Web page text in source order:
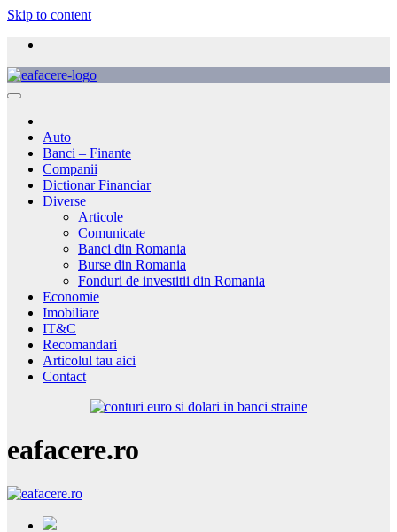
Skip to content
Auto
Banci – Finante
Companii
Dictionar Financiar
Diverse
Articole
Comunicate
Banci din Romania
Burse din Romania
Fonduri de investitii din Romania
Economie
Imobiliare
IT&C
Recomandari
Articolul tau aici
Contact
eafacere.ro